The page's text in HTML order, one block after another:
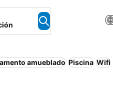
amueblado Piscina Wifi